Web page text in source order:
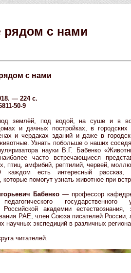
с нами
с нами
— 224 с.
50-9
землёй, под водой, на суше и в
и дачных постройках, в
и чердаках зданий и даже в
Узнать побольше о наших
науки В.Г. Бабенко
часто встречающиеся
птиц, амфибий, рептилий, червей,
есть интересный рассказ,
помогут узнать животное при
Бабенко — профессор
государственного
Российской академии
РАЕ, член Союза писателей России,
научных экспедиций в различных
читателей.